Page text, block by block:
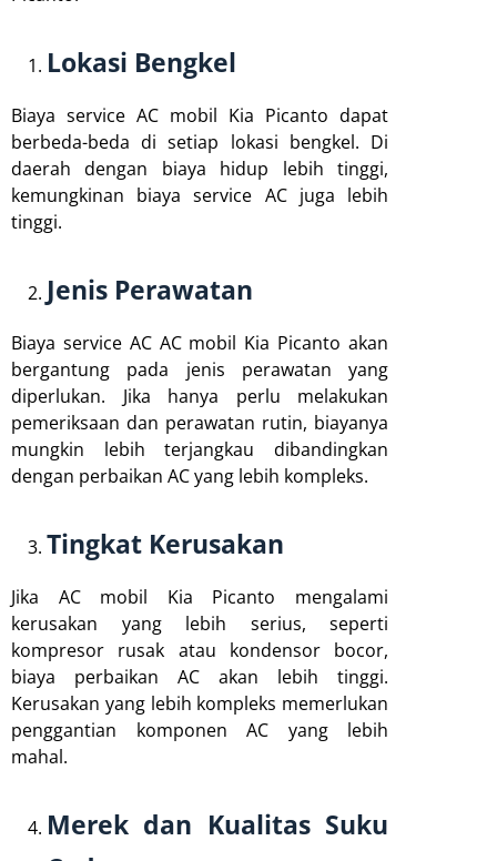
Lokasi Bengkel
Biaya service AC mobil Kia Picanto dapat
berbeda-beda di setiap lokasi bengkel. Di
daerah dengan biaya hidup lebih tinggi,
kemungkinan biaya service AC juga lebih
tinggi.
Jenis Perawatan
Biaya service AC AC mobil Kia Picanto akan
bergantung pada jenis perawatan yang
diperlukan. Jika hanya perlu melakukan
pemeriksaan dan perawatan rutin, biayanya
mungkin lebih terjangkau dibandingkan
dengan perbaikan AC yang lebih kompleks.
Tingkat Kerusakan
Jika AC mobil Kia Picanto mengalami
kerusakan yang lebih serius, seperti
kompresor rusak atau kondensor bocor,
biaya perbaikan AC akan lebih tinggi.
Kerusakan yang lebih kompleks memerlukan
penggantian komponen AC yang lebih
mahal.
Merek dan Kualitas Suku